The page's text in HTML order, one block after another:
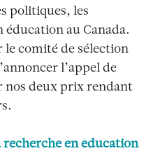
politiques, les
éducation au Canada.
le comité de sélection
l’appel de
nos deux prix rendant
en éducation